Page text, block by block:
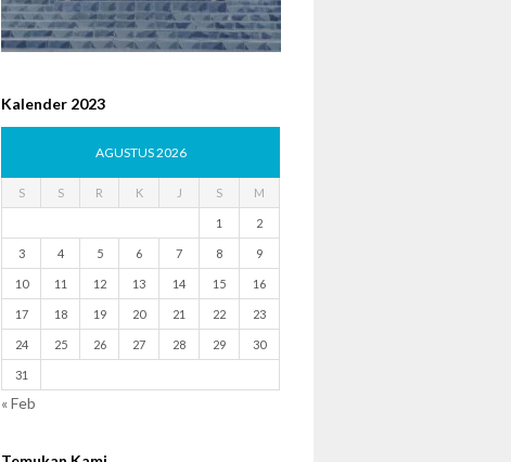
Kalender 2023
AGUSTUS 2026
S S R K J S M
1 2
3 4 5 6 7 8 9
10 11 12 13 14 15 16
17 18 19 20 21 22 23
24 25 26 27 28 29 30
31
« Feb